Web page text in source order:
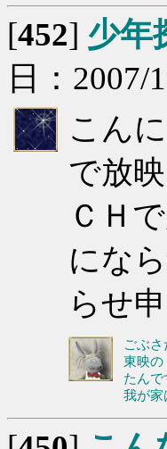
[452] 少年
日：2007/
こん
で放
ＣＨ
にな
らせ
ごぶ
東映の
たん
我が家